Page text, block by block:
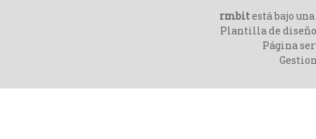
rmbitestá bajo una
Plantilla de
Página